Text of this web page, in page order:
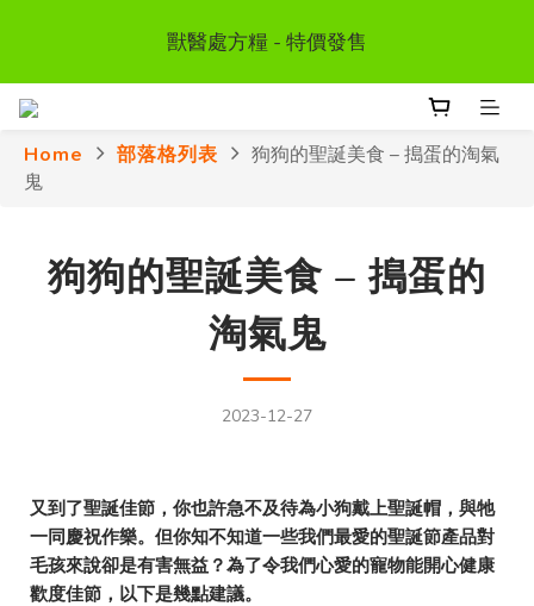
首次惠顧送$50 購物金  * (第二張訂單可享用, 不可與其
他優惠同時使用）
獸醫處方糧 - 特價發售
首次惠顧送$50 購物金  * (第二張訂單可享用, 不可與其
Home 部落格列表
狗狗的聖誕美食 – 搗蛋的淘氣
鬼
狗狗的聖誕美食 – 搗蛋的
淘氣鬼
2023-12-27
又到了聖誕佳節，你也許急不及待為小狗戴上聖誕帽，與牠
一同慶祝作樂。但你知不知道一些我們最愛的聖誕節產品對
毛孩來說卻是有害無益？為了令我們心愛的寵物能開心健康
歡度佳節，以下是幾點建議。